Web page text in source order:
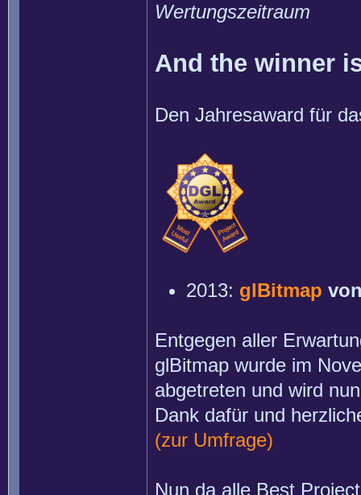
Wertungszeitraum
And the winner
Den Jahresaward für
2013: glBitmap
Entgegen aller
glBitmap wurde im
abgetreten und wird
Dank dafür und
(zur Umfrage)
Nun da alle Best